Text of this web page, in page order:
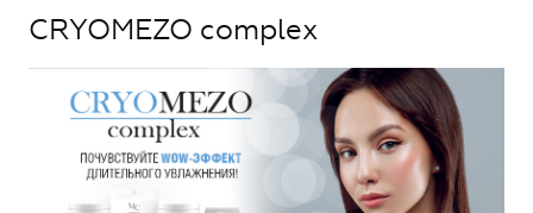
CRYOMEZO complex